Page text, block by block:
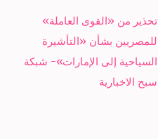
تحذير من «القوى العاملة»
للمصريين بشأن «التأشيرة
السياحية إلى الإمارات»- شبكة
سبح الاخبارية